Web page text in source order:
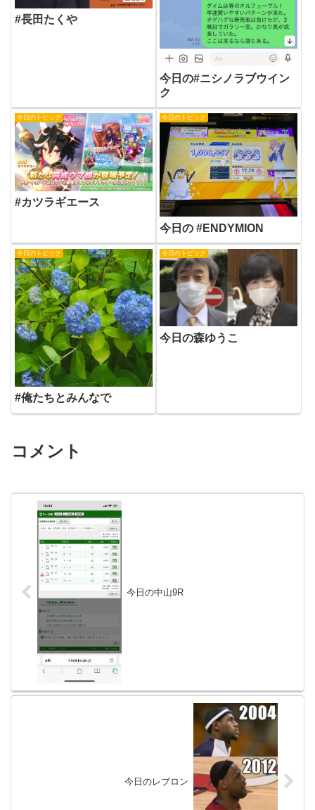
#長田たくや
今日の#ニシノラブウイン
ク
今日のトピック
#カツラギエース
今日のトピック
今日の #ENDYMION
今日のトピック
#俺たちとみんなで
今日のトピック
今日の森ゆうこ
コメント
今日の中山9R
今日のレブロン